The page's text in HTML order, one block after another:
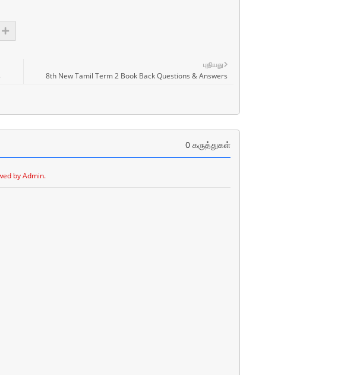
புதியது
8th New Tamil Term 2 Book Back Questions & Answers
0 கருத்துகள்
by Admin.